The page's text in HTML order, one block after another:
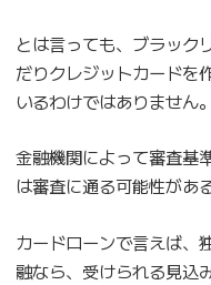
とは言っても、ブラック
だりクレジットカードを
いるわけではありません。
金融機関によって審査基
は審査に通る可能性があ
カードローンで言えば、
融なら、受けられる見込